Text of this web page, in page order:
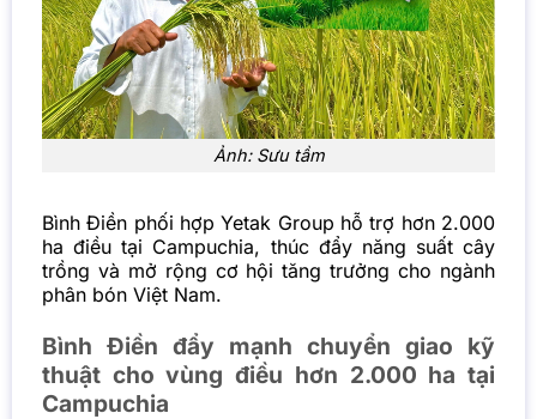
Ảnh: Sưu tầm
Bình Điền phối hợp Yetak Group hỗ trợ hơn 2.000
ha điều tại Campuchia, thúc đẩy năng suất cây
trồng và mở rộng cơ hội tăng trưởng cho ngành
phân bón Việt Nam.
Bình Điền đẩy mạnh chuyển giao kỹ
thuật cho vùng điều hơn 2.000 ha tại
Campuchia